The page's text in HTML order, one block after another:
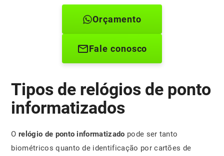
Orçamento
Fale conosco
Tipos de relógios de ponto
informatizados
Orelógio de ponto informatizado pode ser tanto
biométricos quanto de identificação por cartões de